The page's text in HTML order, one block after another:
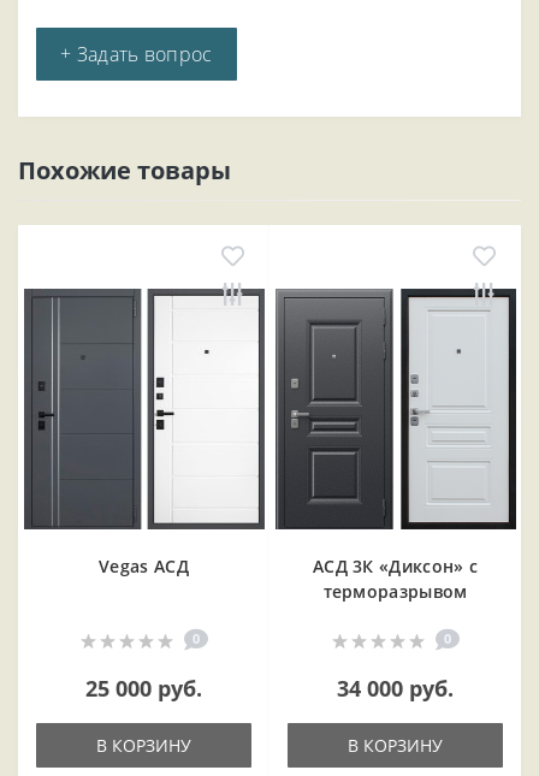
+ Задать вопрос
Похожие товары
Vegas АСД
0
25 000 руб.
В КОРЗИНУ
АСД 3К «Диксон» с
терморазрывом
0
34 000 руб.
В КОРЗИНУ